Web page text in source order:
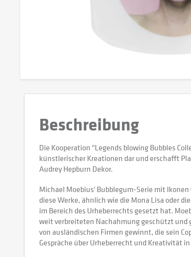
Beschreibung
Die Kooperation "Legends blowing Bubbles
künstlerischer Kreationen dar und erschafft
Audrey Hepburn Dekor.
Michael Moebius' Bubblegum-Serie mit
diese Werke, ähnlich wie die Mona Lisa oder
im Bereich des Urheberrechts gesetzt hat.
weit verbreiteten Nachahmung geschützt und
von ausländischen Firmen gewinnt, die sein
Gespräche über Urheberrecht und Kreativität